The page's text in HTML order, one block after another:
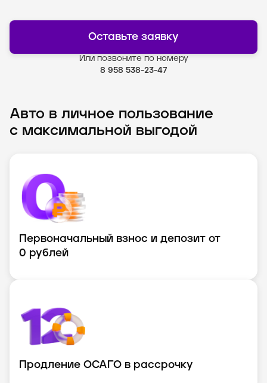
Оставьте заявку
Или позвоните по номеру
8 958 538-23-47
Авто в личное пользование
с максимальной выгодой
Первоначальный взнос и депозит от
0 рублей
Продление ОСАГО в рассрочку